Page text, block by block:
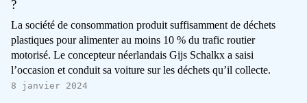
?
La société de consommation produit suffisamment de déchets
plastiques pour alimenter au moins 10 % du trafic routier
motorisé. Le concepteur néerlandais Gijs Schalkx a saisi
l’occasion et conduit sa voiture sur les déchets qu’il collecte.
8 janvier 2024